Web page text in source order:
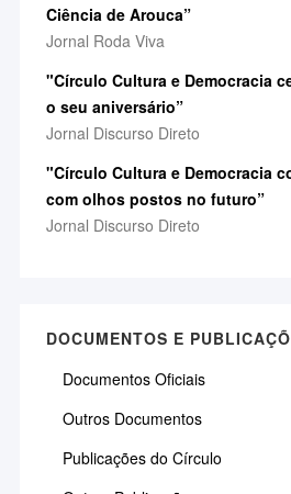
Ciência de Arouca”
Jornal Roda Viva
"Círculo Cultura e Democracia
o seu aniversário”
Jornal Discurso Direto
"Círculo Cultura e Democracia
com olhos postos no futuro”
Jornal Discurso Direto
DOCUMENTOS E
Documentos Oficiais
Outros Documentos
Publicações do Círculo